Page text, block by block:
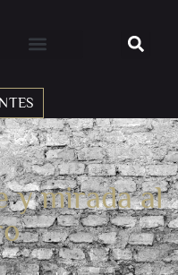
y mirada al